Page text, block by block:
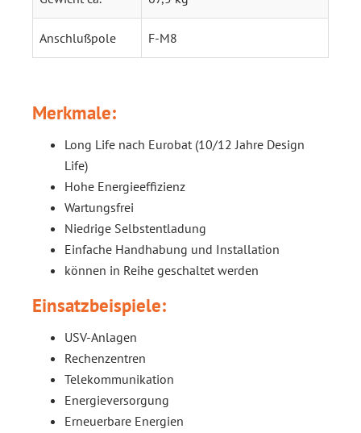
Anschlußpole F-M8
Merkmale:
Long Life nach Eurobat (10/12 Jahre Design
Life)
Hohe Energieeffizienz
Wartungsfrei
Niedrige Selbstentladung
Einfache Handhabung und Installation
können in Reihe geschaltet werden
Einsatzbeispiele:
USV-Anlagen
Rechenzentren
Telekommunikation
Energieversorgung
Erneuerbare Energien